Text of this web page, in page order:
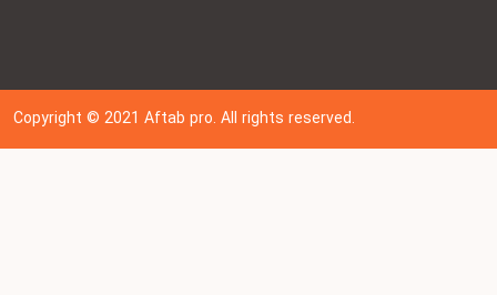
Copyright © 202 1Aftab pro. All rights reserved.